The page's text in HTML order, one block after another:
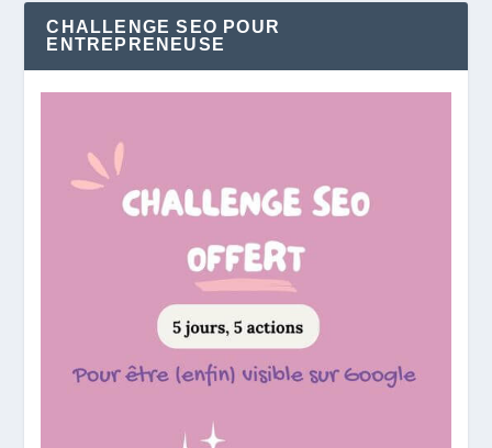
CHALLENGE SEO POUR
ENTREPRENEUSE